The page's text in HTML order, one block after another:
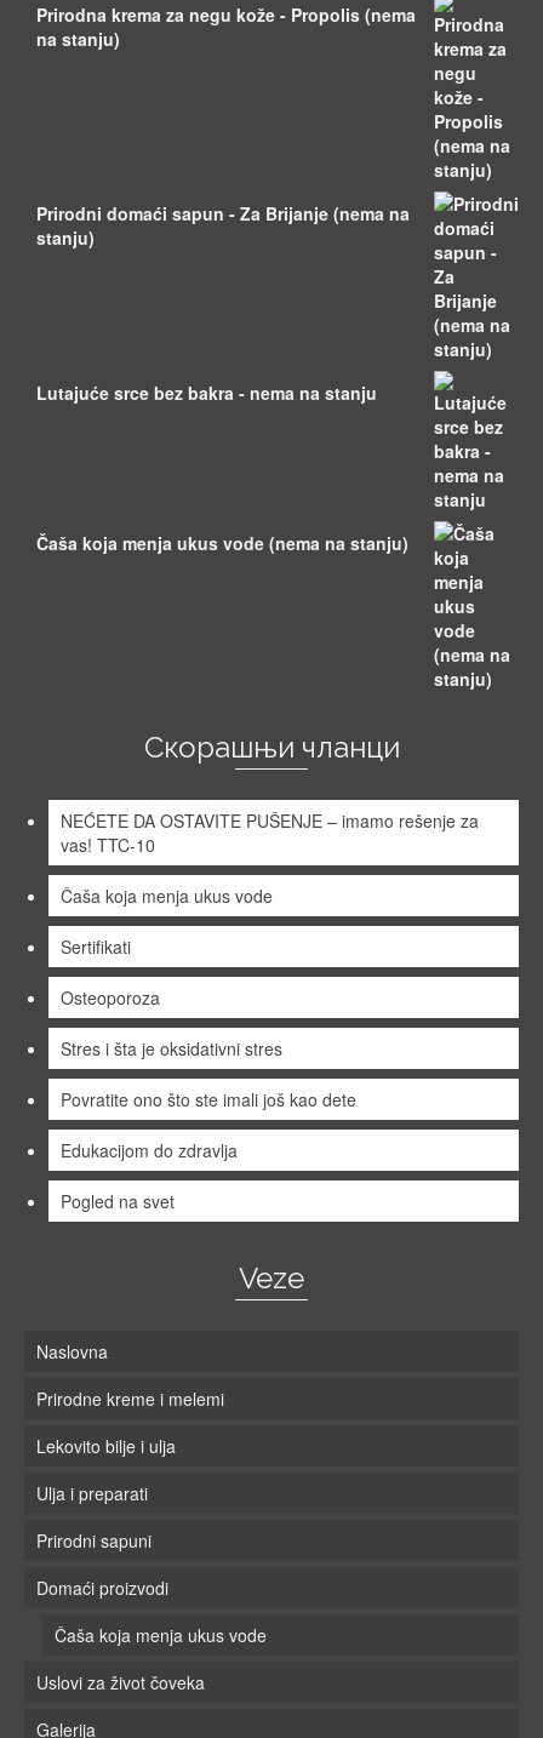
Prirodna krema za negu kože - Propolis (nema
na stanju)
Prirodni domaći sapun - Za Brijanje (nema na
stanju)
Lutajuće srce bez bakra - nema na stanju
Čaša koja menja ukus vode (nema na stanju)
Скорашњи чланци
NEĆETE DA OSTAVITE PUŠENJE – imamo rešenje za
vas! TTC-10
Čaša koja menja ukus vode
Sertifikati
Osteoporoza
Stres i šta je oksidativni stres
Povratite ono što ste imali još kao dete
Edukacijom do zdravlja
Pogled na svet
Veze
Naslovna
Prirodne kreme i melemi
Lekovito bilje i ulja
Ulja i preparati
Prirodni sapuni
Domaći proizvodi
Čaša koja menja ukus vode
Uslovi za život čoveka
Galerija